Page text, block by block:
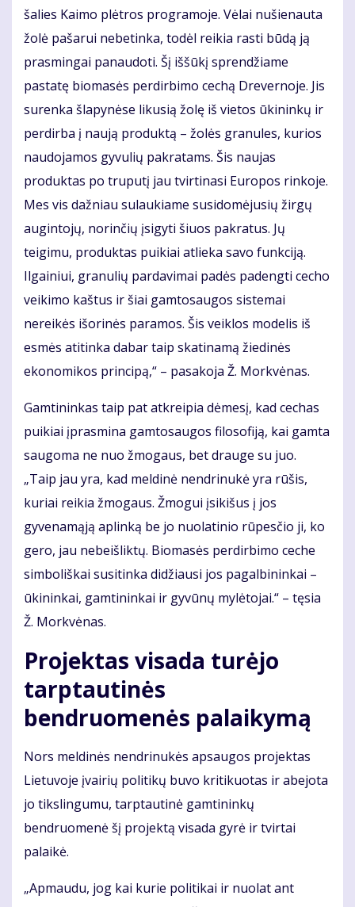
šalies Kaimo plėtros programoje. Vėlai nušienauta
žolė pašarui nebetinka, todėl reikia rasti būdą ją
prasmingai panaudoti. Šį iššūkį sprendžiame
pastatę biomasės perdirbimo cechą Drevernoje. Jis
surenka šlapynėse likusią žolę iš vietos ūkininkų ir
perdirba į naują produktą – žolės granules, kurios
naudojamos gyvulių pakratams. Šis naujas
produktas po truputį jau tvirtinasi Europos rinkoje.
Mes vis dažniau sulaukiame susidomėjusių žirgų
augintojų, norinčių įsigyti šiuos pakratus. Jų
teigimu, produktas puikiai atlieka savo funkciją.
Ilgainiui, granulių pardavimai padės padengti cecho
veikimo kaštus ir šiai gamtosaugos sistemai
nereikės išorinės paramos. Šis veiklos modelis iš
esmės atitinka dabar taip skatinamą žiedinės
ekonomikos principą,“ – pasakoja Ž. Morkvėnas.
Gamtininkas taip pat atkreipia dėmesį, kad cechas
puikiai įprasmina gamtosaugos filosofiją, kai gamta
saugoma ne nuo žmogaus, bet drauge su juo.
„Taip jau yra, kad meldinė nendrinukė yra rūšis,
kuriai reikia žmogaus. Žmogui įsikišus į jos
gyvenamąją aplinką be jo nuolatinio rūpesčio ji, ko
gero, jau nebeišliktų. Biomasės perdirbimo ceche
simboliškai susitinka didžiausi jos pagalbininkai –
ūkininkai, gamtininkai ir gyvūnų mylėtojai.“ – tęsia
Ž. Morkvėnas.
Projektas visada turėjo
tarptautinės
bendruomenės palaikymą
Nors meldinės nendrinukės apsaugos projektas
Lietuvoje įvairių politikų buvo kritikuotas ir abejota
jo tikslingumu, tarptautinė gamtininkų
bendruomenė šį projektą visada gyrė ir tvirtai
palaikė.
„Apmaudu, jog kai kurie politikai ir nuolat ant